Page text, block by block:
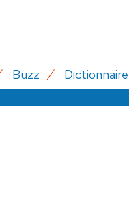
Buzz Dictionnaire